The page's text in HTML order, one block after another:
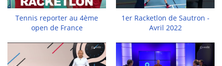
Tennis reporter au 4ème
open de France
1er Racketlon de Sautron -
Avril 2022